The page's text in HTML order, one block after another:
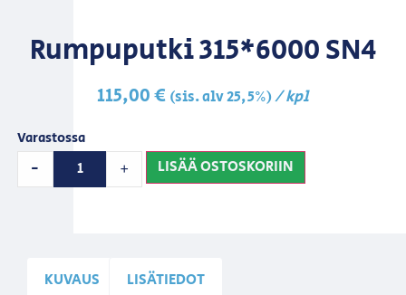
Rumpuputki 315*6000 SN4
115,00€ (sis. alv 25,5%)/ kpl
Varastossa
- + LISÄÄ OSTOSKORIIN
KUVAUS LISÄTIEDOT